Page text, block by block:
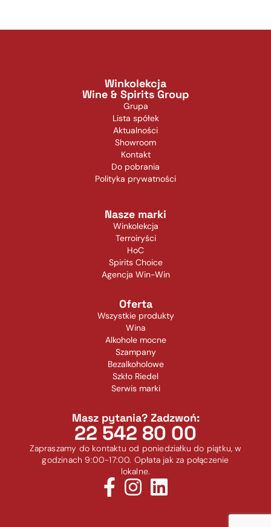
Winkolekcja
Wine & Spirits Group
Grupa
Lista spółek
Aktualności
Showroom
Kontakt
Do pobrania
Polityka prywatności
Nasze marki
Winkolekcja
Terroiryści
HoC
Spirits Choice
Agencja Win-Win
Oferta
Wszystkie produkty
Wina
Alkohole mocne
Szampany
Bezalkoholowe
Szkło Riedel
Serwis marki
Masz pytania? Zadzwoń:
22 542 80 00
Zapraszamy do kontaktu od poniedziałku do piątku, w
godzinach 9:00-17:00. Opłata jak za połączenie
lokalne.